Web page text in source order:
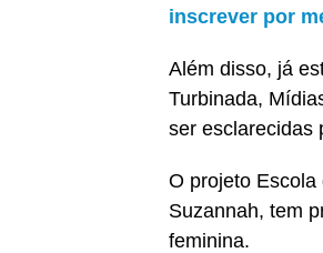
inscrever por
Além disso, já
Turbinada,
ser esclarecidas
O projeto Escola
Suzannah, tem
feminina.